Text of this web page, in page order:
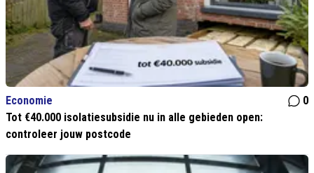
Economie
0
Tot €40.000 isolatiesubsidie nu in alle gebieden open:
controleer jouw postcode